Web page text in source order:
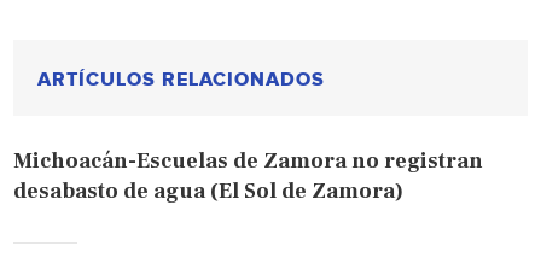
ARTÍCULOS RELACIONADOS
Michoacán-Escuelas de Zamora no registran
desabasto de agua (El Sol de Zamora)